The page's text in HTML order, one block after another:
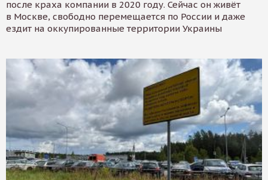
после краха компании в 2020 году. Сейчас он живёт
в Москве, свободно перемещается по России и даже
ездит на оккупированные территории Украины